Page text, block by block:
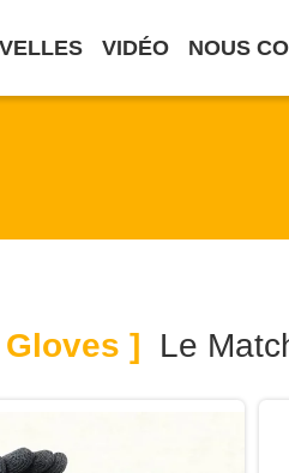
VIDÉO NOUS
] Le